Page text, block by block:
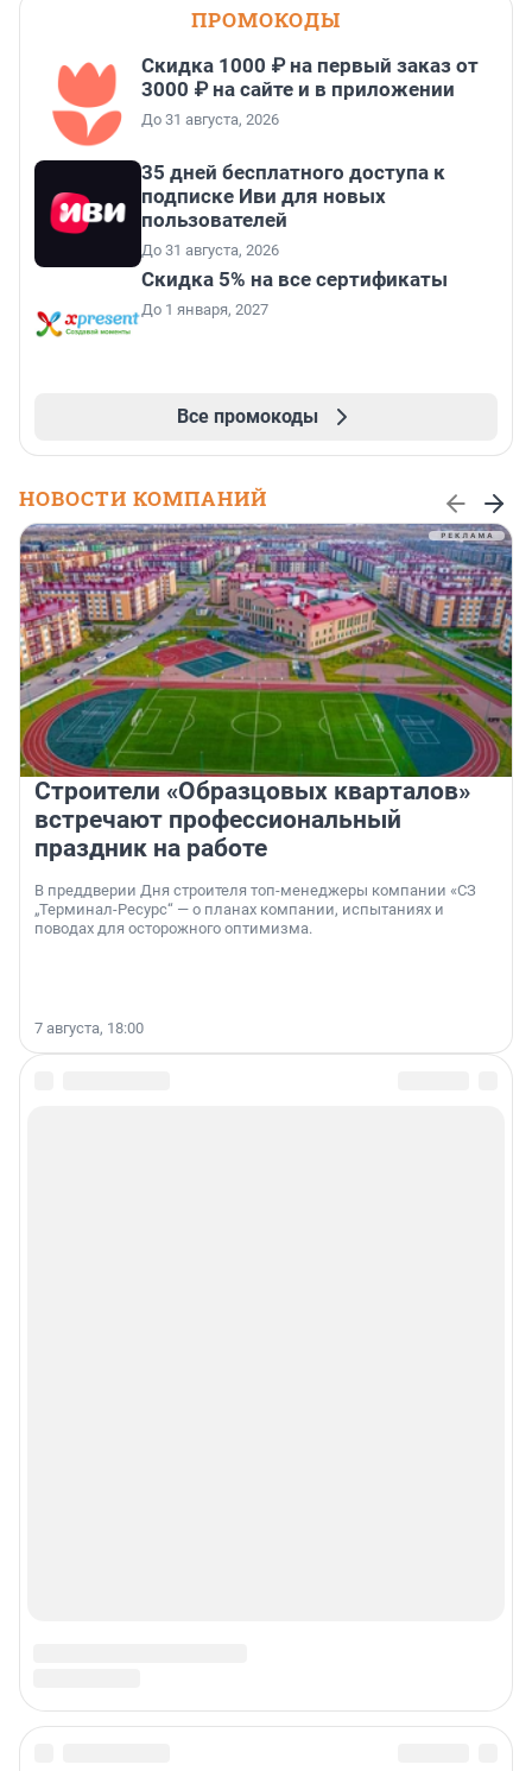
ПРОМОКОДЫ
Скидка 1000 ₽ на первый заказ от
3000 ₽ на сайте и в приложении
До 31 августа, 2026
35 дней бесплатного доступа к
подписке Иви для новых
пользователей
До 31 августа, 2026
Скидка 5% на все сертификаты
До 1 января, 2027
Все промокоды
НОВОСТИ КОМПАНИЙ
Строители «Образцовых кварталов»
встречают профессиональный
праздник на работе
В преддверии Дня строителя топ-менеджеры компании «СЗ
„Терминал-Ресурс“ — о планах компании, испытаниях и
поводах для осторожного оптимизма.
7 августа, 18:00